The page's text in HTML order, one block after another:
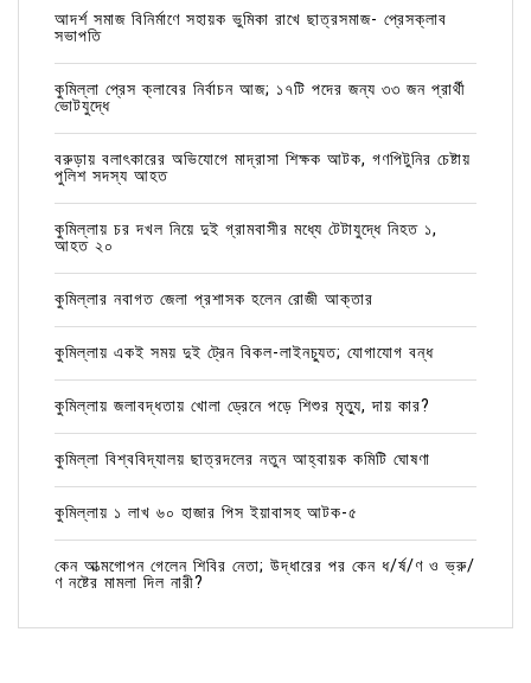
আদর্শ সমাজ বিনির্মাণে সহায়ক ভুমিকা রাখে ছাত্রসমাজ- প্রেসক্লাব
সভাপতি
কুমিল্লা প্রেস ক্লাবের নির্বাচন আজ; ১৭টি পদের জন্য ৩৩ জন প্রার্থী
ভোটযুদ্ধে
বরুড়ায় বলাৎকারের অভিযোগে মাদ্রাসা শিক্ষক আটক, গণপিটুনির চেষ্টায়
পুলিশ সদস্য আহত
কুমিল্লায় চর দখল নিয়ে দুই গ্রামবাসীর মধ্যে টেটাযুদ্ধে নিহত ১,
আহত ২০
কুমিল্লার নবাগত জেলা প্রশাসক হলেন রোজী আক্তার
কুমিল্লায় একই সময় দুই ট্রেন বিকল-লাইনচ্যুত; যোগাযোগ বন্ধ
কুমিল্লায় জলাবদ্ধতায় খোলা ড্রেনে পড়ে শিশুর মৃত্যু, দায় কার?
কুমিল্লা বিশ্ববিদ্যালয় ছাত্রদলের নতুন আহ্বায়ক কমিটি ঘোষণা
কুমিল্লায় ১ লাখ ৬০ হাজার পিস ইয়াবাসহ আটক-৫
কেন আত্মগোপন গেলেন শিবির নেতা; উদ্ধারের পর কেন ধ/র্ষ/ণ ও ভ্রু/
ণ নষ্টের মামলা দিল নারী?